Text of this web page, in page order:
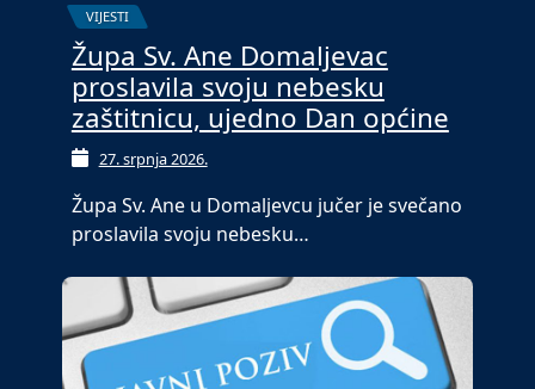
VIJESTI
Župa Sv. Ane Domaljevac
proslavila svoju nebesku
zaštitnicu, ujedno Dan općine
27. srpnja 2026.
Župa Sv. Ane u Domaljevcu jučer je svečano
proslavila svoju nebesku…